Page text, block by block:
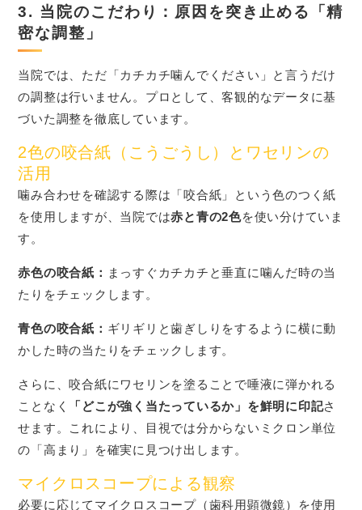
3. 当院のこだわり：原因を突き止める「精
密な調整」
当院では、ただ「カチカチ噛んでください」と言うだけ
の調整は行いません。プロとして、客観的なデータに基
づいた調整を徹底しています。
2色の咬合紙（こうごうし）とワセリンの
活用
噛み合わせを確認する際は「咬合紙」という色のつく紙
を使用しますが、当院では赤と青の2色を使い分けていま
す。
赤色の咬合紙： まっすぐカチカチと垂直に噛んだ時の当
たりをチェックします。
青色の咬合紙： ギリギリと歯ぎしりをするように横に動
かした時の当たりをチェックします。
さらに、咬合紙にワセリンを塗ることで唾液に弾かれる
ことなく
「どこが強く当たっているか」を鮮明に印記さ
せます。これにより、目視では分からないミクロン単位
の「高まり」を確実に見つけ出します。
マイクロスコープによる観察
必要に応じてマイクロスコープ（歯科用顕微鏡）を使用